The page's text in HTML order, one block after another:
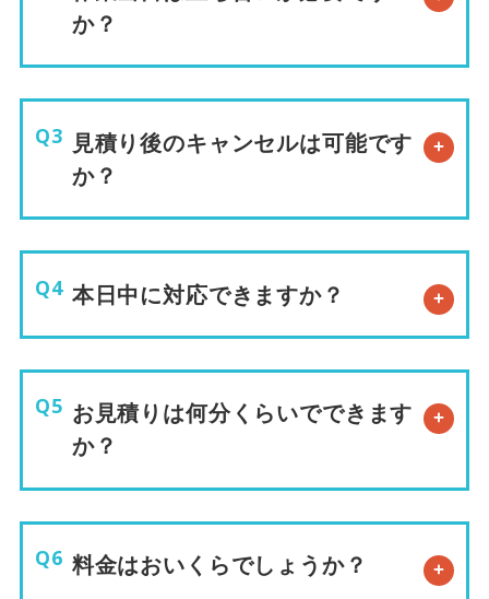
か？
見積り後のキャンセルは可能です
か？
本日中に対応できますか？
お見積りは何分くらいでできます
か？
料金はおいくらでしょうか？